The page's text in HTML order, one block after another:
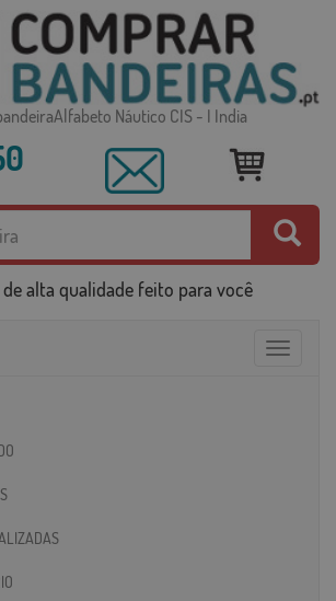
Náutico CIS - I India
de alta qualidade feito para você
Toggle